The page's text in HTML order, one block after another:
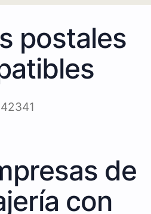
postales
42341
de
con